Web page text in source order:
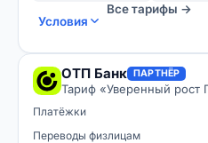
Условия
Все тарифы →
ОТП Банк ПАРТНЁР
Тариф «Уверенный рост
Платёжки
Переводы физлицам